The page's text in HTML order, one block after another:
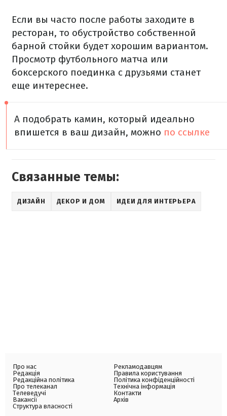
Если вы часто после работы заходите в
ресторан, то обустройство собственной
барной стойки будет хорошим вариантом.
Просмотр футбольного матча или
боксерского поединка с друзьями станет
еще интереснее.
А подобрать камин, который идеально
впишется в ваш дизайн, можно по ссылке
Связанные темы:
ДИЗАЙН ДЕКОР И ДОМ ИДЕИ ДЛЯ ИНТЕРЬЕРА
Про нас
Редакція
Редакційна політика
Про телеканал
Телеведучі
Вакансії
Структура власності
Рекламодавцям
Правила користування
Політика конфіденційності
Технічна інформація
Контакти
Архів